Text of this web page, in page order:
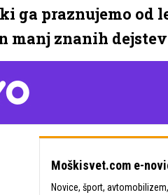
ga praznujemo od
znanih dejstev
Moškisvet.com e-
Novice, šport,